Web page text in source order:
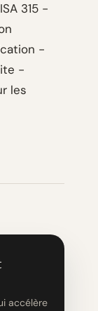
315 -
-
-
les
accélère